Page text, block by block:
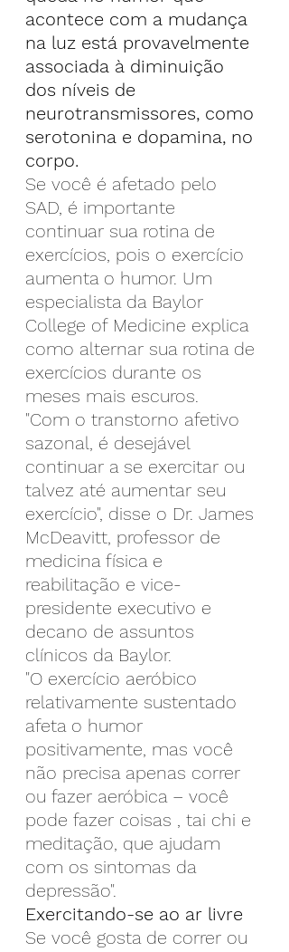
acontece com a mudança
na luz está provavelmente
associada à diminuição
dos níveis de
neurotransmissores, como
serotonina e dopamina, no
corpo.
Se você é afetado pelo
SAD, é importante
continuar sua rotina de
exercícios, pois o exercício
aumenta o humor. Um
especialista da Baylor
College of Medicine explica
como alternar sua rotina de
exercícios durante os
meses mais escuros.
"Com o transtorno afetivo
sazonal, é desejável
continuar a se exercitar ou
talvez até aumentar seu
exercício", disse o Dr. James
McDeavitt, professor de
medicina física e
reabilitação e vice-
presidente executivo e
decano de assuntos
clínicos da Baylor.
"O exercício aeróbico
relativamente sustentado
afeta o humor
positivamente, mas você
não precisa apenas correr
ou fazer aeróbica – você
pode fazer coisas , tai chi e
meditação, que ajudam
com os sintomas da
depressão".
Exercitando-se ao ar livre
Se você gosta de correr ou